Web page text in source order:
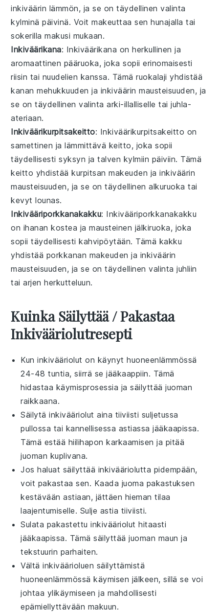
inkiväärin lämmön, ja se on täydellinen valinta
kylminä päivinä. Voit makeuttaa senhunajalla tai
sokerilla makusi mukaan.
Inkiväärikana: Inkiväärikana on herkullinen ja
aromaattinen pääruoka, joka sopii erinomaisesti
riisin tai nuudelien kanssa. Tämä ruokalaji yhdistää
kanan mehukkuuden ja inkiväärin mausteisuuden, ja
se on täydellinen valinta arki-illalliselle tai juhla-
ateriaan.
Inkiväärikurpitsakeitto: Inkiväärikurpitsakeitto on
samettinen ja lämmittävä keitto, joka sopii
täydellisesti syksyn ja talven kylmiin päiviin. Tämä
keitto yhdistääkurpitsan makeuden jainkiväärin
mausteisuuden, ja se on täydellinen alkuruoka tai
kevyt lounas.
Inkivääriporkkanakakku: Inkivääriporkkanakakku
on ihanan kostea ja mausteinen jälkiruoka, joka
sopii täydellisesti kahvipöytään. Tämä kakku
yhdistää porkkanan makeuden ja inkiväärin
mausteisuuden, ja se on täydellinen valinta juhliin
tai arjen herkutteluun.
Kuinka Säilyttää / Pakastaa
Inkivääriolutresepti
Kuninkivääriolut on käynyt huoneenlämmössä
24-48 tuntia, siirrä se jääkaappiin. Tämä
hidastaa käymisprosessia ja säilyttää juoman
raikkaana.
Säilytäinkivääriolut aina tiiviisti suljetussa
pullossa tai kannellisessa astiassa jääkaapissa.
Tämä estää hiilihapon karkaamisen ja pitää
juoman kuplivana.
Jos haluat säilyttää inkivääriolutta pidempään,
voit pakastaa sen. Kaada juoma pakastuksen
kestävään astiaan, jättäen hieman tilaa
laajentumiselle. Sulje astia tiiviisti.
Sulata pakastettuinkivääriolut hitaasti
jääkaapissa. Tämä säilyttää juoman maun ja
tekstuurin parhaiten.
Vältäinkiväärioluen säilyttämistä
huoneenlämmössä käymisen jälkeen, sillä se voi
johtaa ylikäymiseen ja mahdollisesti
epämiellyttävään makuun.